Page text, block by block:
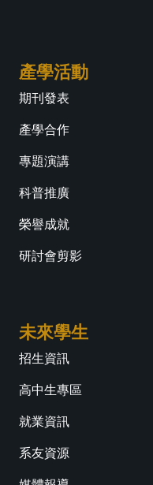
產學活動
期刊發表
產學合作
專題演講
科普推廣
榮譽成就
研討會剪影
未來學生
招生資訊
高中生專區
就業資訊
系友資源